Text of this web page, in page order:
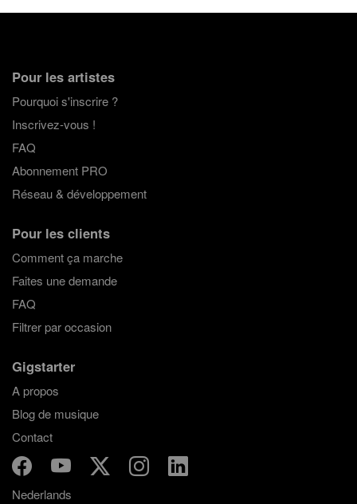
Pour les artistes
Pourquoi s'inscrire ?
Inscrivez-vous !
FAQ
Abonnement PRO
Réseau & développement
Pour les clients
Comment ça marche
Faites une demande
FAQ
Filtrer par occasion
Gigstarter
A propos
Blog de musique
Contact
Nederlands